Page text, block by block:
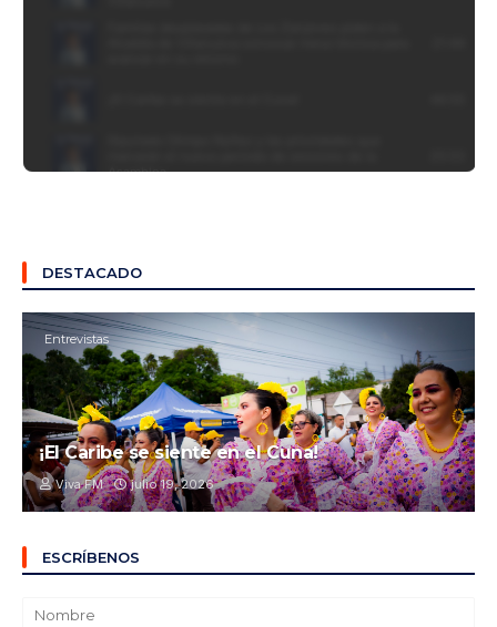
DESTACADO
Entrevistas
¡El Caribe se siente en el Cuna!
Viva FM julio 19, 2026
ESCRÍBENOS